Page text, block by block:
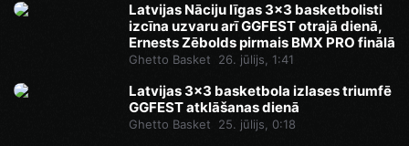
Latvijas Nāciju līgas 3x3 basketbolisti
izcīna uzvaru arī GGFEST otrajā dienā,
Ernests Zēbolds pirmais BMX PRO finālā
Ghetto Basket 26. jūlijs, 1:41
Latvijas 3x3 basketbola izlases triumfē
GGFEST atklāšanas dienā
Ghetto Basket 25. jūlijs, 0:18